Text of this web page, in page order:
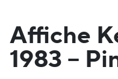
Affiche
1983 –